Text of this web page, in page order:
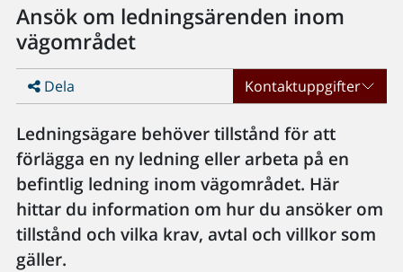
Ansök om ledningsärenden inom
vägområdet
Dela Kontaktuppgifter
Ledningsägare behöver tillstånd för att
förlägga en ny ledning eller arbeta på en
befintlig ledning inom vägområdet. Här
hittar du information om hur du ansöker om
tillstånd och vilka krav, avtal och villkor som
gäller.